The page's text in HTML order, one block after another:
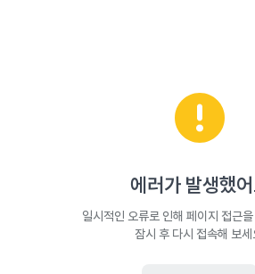
에러가 발생했
일시적인 오류로 인해 페이지 접근
잠시 후 다시 접속해 보세